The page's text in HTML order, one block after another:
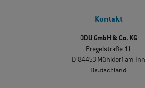
Kontakt
ODU GmbH & Co. KG
Pregelstraße 11
D-84453 Mühldorf am Inn
Deutschland